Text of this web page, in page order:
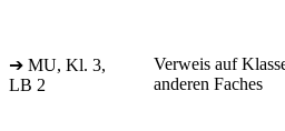
➔ MU, Kl. 3,
LB 2
Verweis auf
anderen Faches